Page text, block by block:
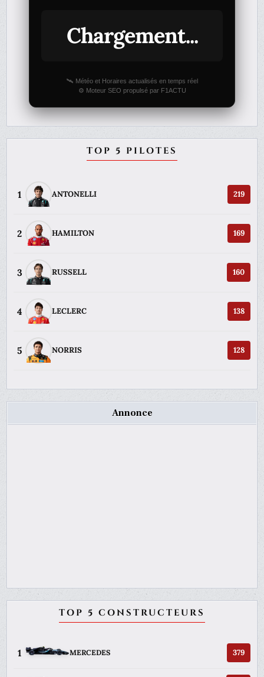
Chargement...
🛰️ Météo et Horaires actualisés en temps réel
⚙️ Moteur SEO propulsé par F1ACTU
TOP 5 PILOTES
1 ANTONELLI 219
2 HAMILTON 169
3 RUSSELL 160
4 LECLERC 138
5 NORRIS 128
Annonce
TOP 5 CONSTRUCTEURS
1 MERCEDES 379